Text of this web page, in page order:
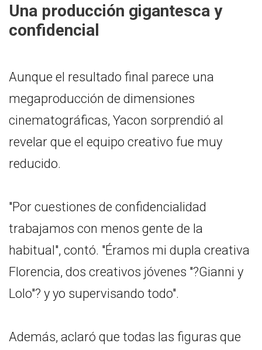
Una producción gigantesca y
confidencial
Aunque el resultado final parece una
megaproducción de dimensiones
cinematográficas, Yacon sorprendió al
revelar que el equipo creativo fue muy
reducido.
"Por cuestiones de confidencialidad
trabajamos con menos gente de la
habitual", contó. "Éramos mi dupla creativa
Florencia, dos creativos jóvenes "?Gianni y
Lolo"? y yo supervisando todo".
Además, aclaró que todas las figuras que